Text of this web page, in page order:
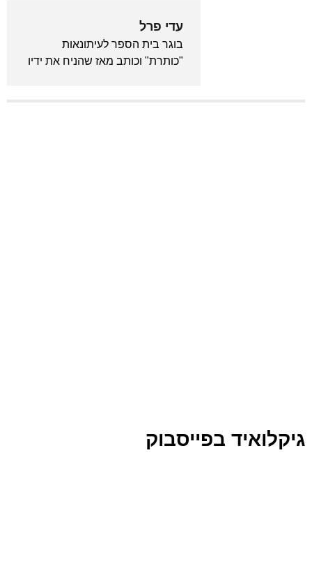
עדי פרל
בוגר בית הספר לעיתונאות
"כותרת" וכותב מאז שהניח את ידיו
גיקלואיד בפייסבוק